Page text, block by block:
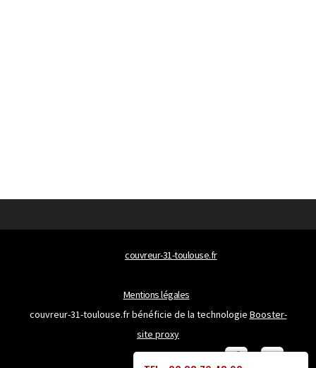
couvreur-31-toulouse.fr
Mentions légales
couvreur-31-toulouse.fr bénéficie de la technologie Booster-
site proxy